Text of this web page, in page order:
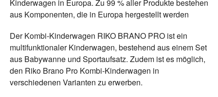
Kinderwagen in Europa. Zu 99 % aller Produkte bestehen
aus Komponenten, die in Europa hergestellt werden
Der Kombi-Kinderwagen RIKO BRANO PRO ist ein
multifunktionaler Kinderwagen, bestehend aus einem Set
aus Babywanne und Sportaufsatz. Zudem ist es möglich,
den Riko Brano Pro Kombi-Kinderwagen in
verschiedenen Varianten zu erwerben.